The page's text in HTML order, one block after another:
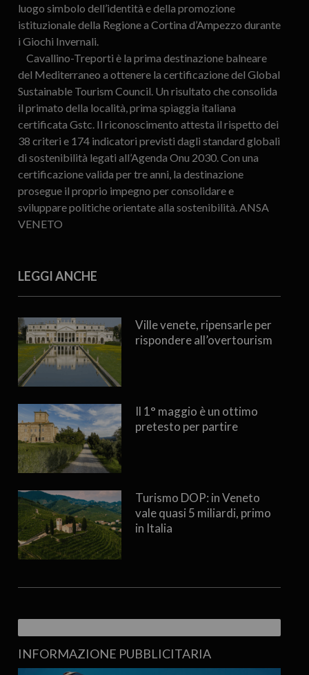
luogo simbolo dell’identità e della promozione
istituzionale della Regione a Cortina d’Ampezzo durante
i Giochi Invernali.
Cavallino-Treporti è la prima destinazione balneare
del Mediterraneo a ottenere la certificazione del Global
Sustainable Tourism Council. Un risultato che consolida
il primato della località, prima spiaggia italiana
certificata Gstc. Il riconoscimento attesta il rispetto dei
38 criteri e 174 indicatori previsti dagli standard globali
di sostenibilità legati all’Agenda Onu 2030. Con una
certificazione valida per tre anni, la destinazione
prosegue il proprio impegno per consolidare e
sviluppare politiche orientate alla sostenibilità. ANSA
VENETO
LEGGI ANCHE
Ville venete, ripensarle per
rispondere all’overtourism
Il 1° maggio è un ottimo
pretesto per partire
Turismo DOP: in Veneto
vale quasi 5 miliardi, primo
in Italia
INFORMAZIONE PUBBLICITARIA